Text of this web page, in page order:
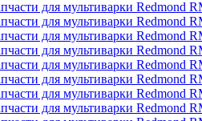
для мультиварки Redmond
для мультиварки Redmond
для мультиварки Redmond
для мультиварки Redmond
для мультиварки Redmond
для мультиварки Redmond
для мультиварки Redmond
для мультиварки Redmond